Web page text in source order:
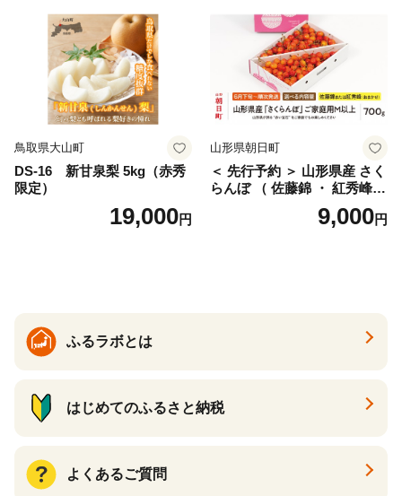
産 農家直送 期間限定 特産品
サイズミックス くらもとフ
ァーム 愛南町 愛媛県
鳥取県大山町
DS-16 新甘泉梨 5kg（赤秀
限定）
19,000円
山形県朝日町
＜ 先行予約 ＞ 山形県産 さく
らんぼ （ 佐藤錦 ・ 紅秀峰
） ご家庭用 M以上 700g 【20
26年6月下旬から7月上旬発
9,000円
ふるラボとは
はじめてのふるさと納税
よくあるご質問